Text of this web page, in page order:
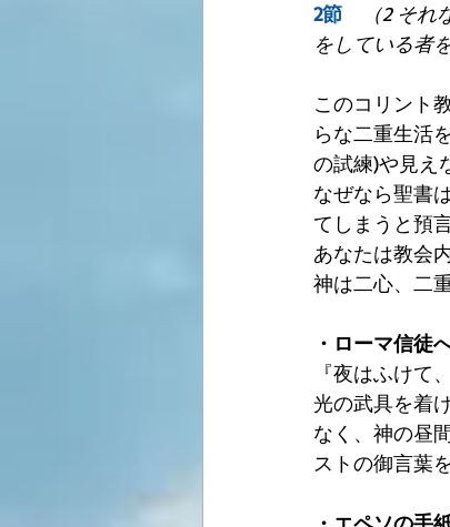
2節
（2 そ
をしている者
このコリント
らな二重生活
の試練)や見え
なぜなら聖書
てしまうと預
あなたは教会
神は二心、二
・ローマ信徒
『夜はふけ
光の武具を着
なく、神の昼
ストの御言葉